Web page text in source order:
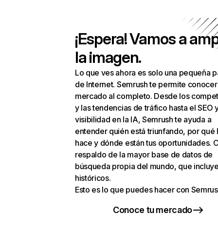
¡Espera! Vamos a
la imagen.
Lo que ves ahora es solo una pequeña
de Internet. Semrush te permite
mercado al completo. Desde los
y las tendencias de tráfico hasta el SEO
visibilidad en la IA, Semrush te ayuda a
entender quién está triunfando, por qué
hace y dónde están tus oportunidades.
respaldo de la mayor base de datos de
búsqueda propia del mundo, que
históricos.
Esto es lo que puedes hacer con
Conoce tu mercado